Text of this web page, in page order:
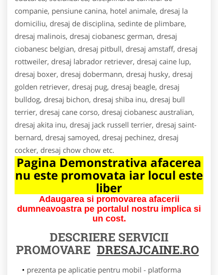
companie, pensiune canina, hotel animale, dresaj la
domiciliu, dresaj de disciplina, sedinte de plimbare,
dresaj malinois, dresaj ciobanesc german, dresaj
ciobanesc belgian, dresaj pitbull, dresaj amstaff, dresaj
rottweiler, dresaj labrador retriever, dresaj caine lup,
dresaj boxer, dresaj dobermann, dresaj husky, dresaj
golden retriever, dresaj pug, dresaj beagle, dresaj
bulldog, dresaj bichon, dresaj shiba inu, dresaj bull
terrier, dresaj cane corso, dresaj ciobanesc australian,
dresaj akita inu, dresaj jack russell terrier, dresaj saint-
bernard, dresaj samoyed, dresaj pechinez, dresaj
cocker, dresaj chow chow etc.
Pagina Demonstrativa afacerea
nu este promovata iar locul este
liber
Adaugarea si promovarea afacerii
dumneavoastra pe portalul nostru implica si
un cost.
DESCRIERE SERVICII
PROMOVARE DRESAJCAINE.RO
prezenta pe aplicatie pentru mobil - platforma